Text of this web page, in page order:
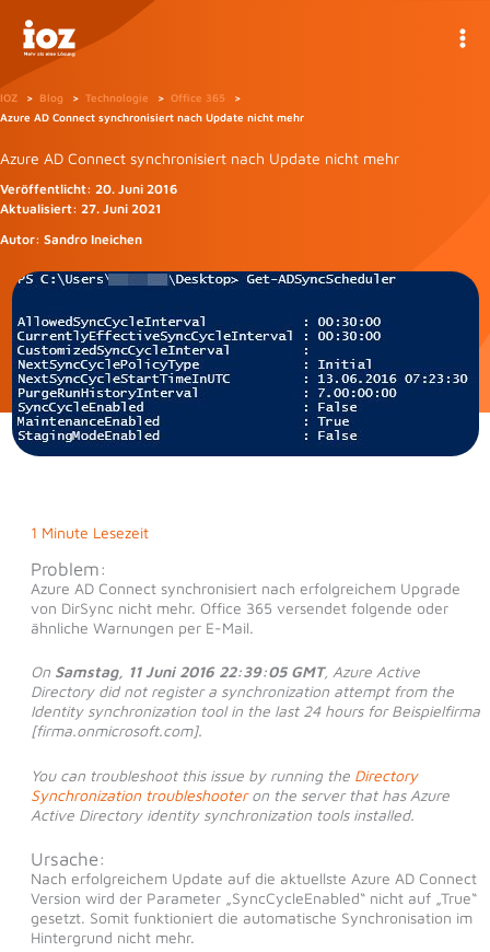
Inhalt
springen
IOZ Blog Technologie
Office 365
Azure AD Connect synchronisiert nach Update nicht mehr
Azure AD Connect synchronisiert nach Update nicht mehr
Veröffentlicht: 20. Juni 2016
Aktualisiert: 27. Juni 2021
Autor: Sandro Ineichen
1 Minute Lesezeit
Problem:
Azure AD Connect synchronisiert nach erfolgreichem Upgrade
von DirSync nicht mehr. Office 365 versendet folgende oder
ähnliche Warnungen per E-Mail.
On Samstag, 11 Juni 2016 22:39:05 GMT, Azure Active
Directory did not register a synchronization attempt from the
Identity synchronization tool in the last 24 hours for Beispielfirma
[firma.onmicrosoft.com].
You can troubleshoot this issue by running the Directory
Synchronization troubleshooteron the server that has Azure
Active Directory identity synchronization tools installed.
Ursache:
Nach erfolgreichem Update auf die aktuellste Azure AD Connect
Version wird der Parameter „SyncCycleEnabled“ nicht auf „True“
gesetzt. Somit funktioniert die automatische Synchronisation im
Hintergrund nicht mehr.